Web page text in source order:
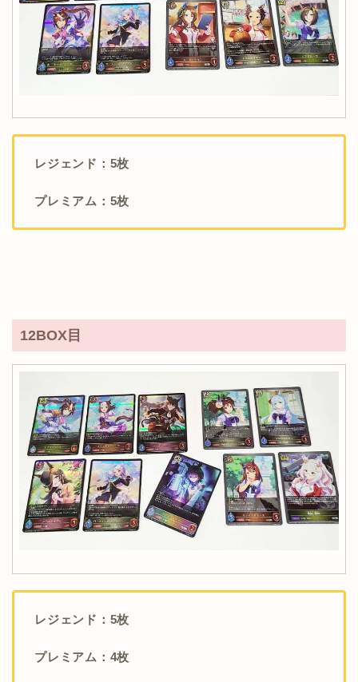
レジェンド：5枚
プレミアム：5枚
12BOX目
レジェンド：5枚
プレミアム：4枚